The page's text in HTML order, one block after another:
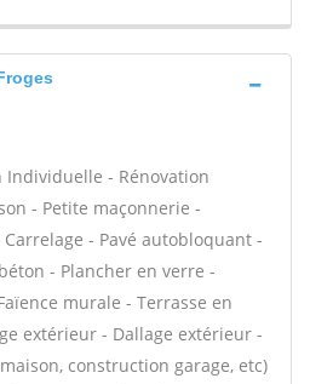
- Rénovation
- Petite maçonnerie -
- Pavé autobloquant -
- Plancher en verre -
murale - Terrasse en
extérieur - Dallage extérieur -
construction garage, etc)